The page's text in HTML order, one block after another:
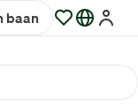
baan